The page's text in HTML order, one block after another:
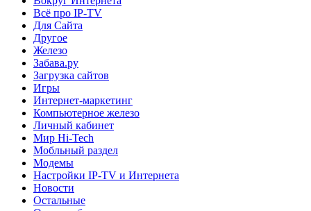
Всё про IP-TV
Для Сайта
Другое
Железо
Забава.ру
Загрузка сайтов
Игры
Интернет-маркетинг
Компьютерное железо
Личный кабинет
Мир Hi-Tech
Мобльный раздел
Модемы
Настройки IP-TV и Интернета
Новости
Остальные